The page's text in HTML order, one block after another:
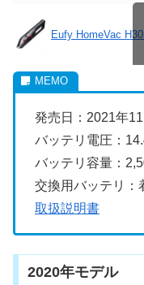
Eufy HomeVac
発売日：2021年11
バッテリ電圧：
バッテリ容量：
交換用バッテリ：
取扱説明書
2020年モデル